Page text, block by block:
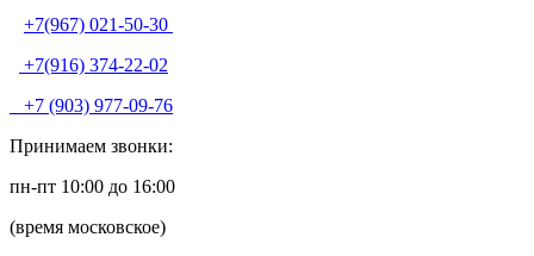
+7(967) 021-50-30
+7(916) 374-22-02
+7 (903) 977-09-76
Принимаем звонки:
пн-пт 10:00 до 16:00
(время московское)